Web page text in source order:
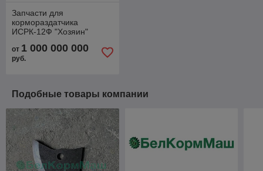
Запчасти для
кормораздатчика
ИСРК-12Ф "Хозяин"
от 1 000 000 000
руб.
Подобные товары компании